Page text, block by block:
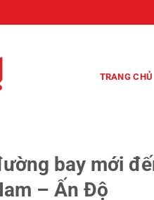
TRANG CHỦ
bay mới
– Ấn Độ